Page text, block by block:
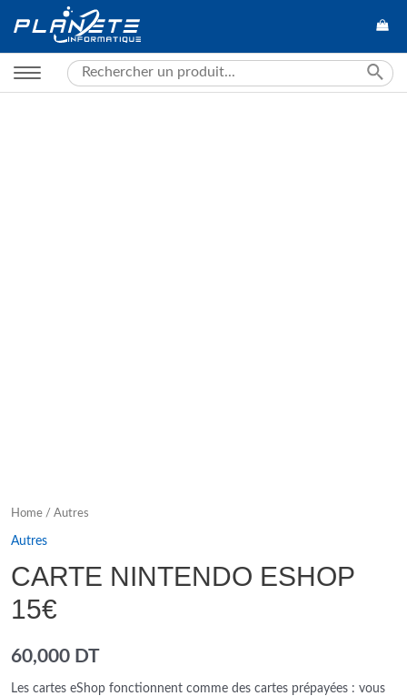
Search
for:
Home / Autres
Autres
CARTE NINTENDO ESHOP
15€
60,000 DT
Les cartes eShop fonctionnent comme des cartes prépayées : vous